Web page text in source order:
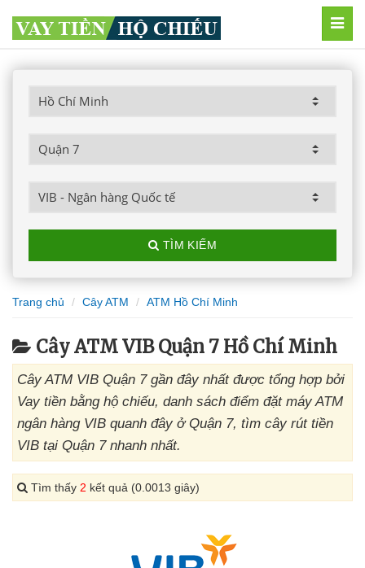
TÌM KIẾM
Trang chủ Cây ATM ATM Hồ Chí Minh
Cây ATM VIB Quận 7 Hồ Chí Minh
Cây ATM VIB Quận 7 gần đây nhất được tổng hợp bởi
Vay tiền bằng hộ chiếu, danh sách điểm đặt máy ATM
ngân hàng VIB quanh đây ở Quận 7, tìm cây rút tiền
VIB tại Quận 7 nhanh nhất.
Tìm thấy 2 kết quả (0.0013 giây)